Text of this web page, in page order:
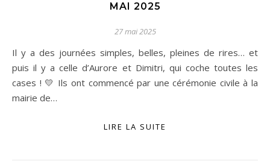
MAI 2025
27 mai 2025
Il y a des journées simples, belles, pleines de rires… et
puis il y a celle d’Aurore et Dimitri, qui coche toutes les
cases ! 💛 Ils ont commencé par une cérémonie civile à la
mairie de…
LIRE LA SUITE